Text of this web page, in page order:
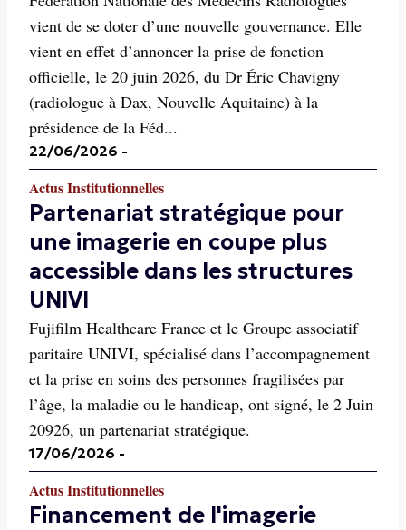
vient de se doter d’une nouvelle gouvernance. Elle
vient en effet d’annoncer la prise de fonction
officielle, le 20 juin 2026, du Dr Éric Chavigny
(radiologue à Dax, Nouvelle Aquitaine) à la
présidence de la Féd...
22/06/2026 -
Actus Institutionnelles
Partenariat stratégique pour
une imagerie en coupe plus
accessible dans les structures
UNIVI
Fujifilm Healthcare France et le Groupe associatif
paritaire UNIVI, spécialisé dans l’accompagnement
et la prise en soins des personnes fragilisées par
l’âge, la maladie ou le handicap, ont signé, le 2 Juin
20926, un partenariat stratégique.
17/06/2026 -
Actus Institutionnelles
Financement de l'imagerie